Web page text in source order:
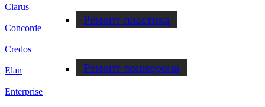
Ремонт пластика
Ремонт лонжерона
Clarus
Concorde
Credos
Elan
Enterprise